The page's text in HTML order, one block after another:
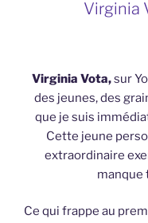
Virginia
Virginia Vota,sur
des jeunes, des
que je suis
Cette jeune
extraordinaire
manque
Ce qui frappe au